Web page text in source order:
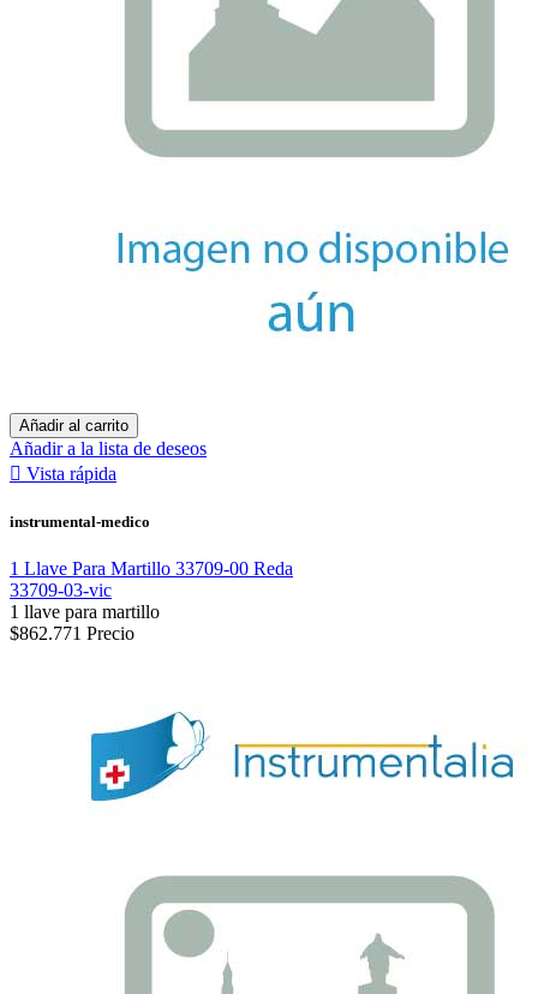
Añadir al carrito
Añadir a la lista de deseos
 Vista rápida
instrumental-medico
1 Llave Para Martillo 33709-00 Reda
33709-03-vic
1 llave para martillo
$862.771 Precio